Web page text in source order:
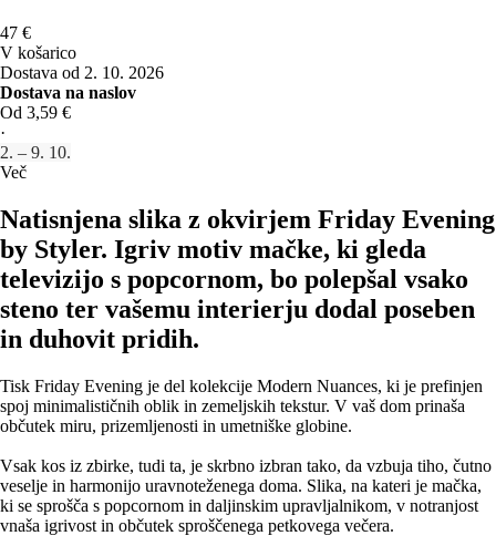
47 €
V košarico
Dostava od 2. 10. 2026
Dostava na naslov
Od 3,59 €
·
2. – 9. 10.
Več
Natisnjena slika z okvirjem Friday Evening
by Styler. Igriv motiv mačke, ki gleda
televizijo s popcornom, bo polepšal vsako
steno ter vašemu interierju dodal poseben
in duhovit pridih.
Tisk Friday Evening je del kolekcije Modern Nuances, ki je prefinjen
spoj minimalističnih oblik in zemeljskih tekstur. V vaš dom prinaša
občutek miru, prizemljenosti in umetniške globine.
Vsak kos iz zbirke, tudi ta, je skrbno izbran tako, da vzbuja tiho, čutno
veselje in harmonijo uravnoteženega doma. Slika, na kateri je mačka,
ki se sprošča s popcornom in daljinskim upravljalnikom, v notranjost
vnaša igrivost in občutek sproščenega petkovega večera.